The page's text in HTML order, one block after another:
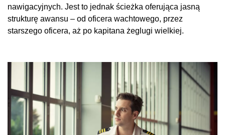
nawigacyjnych. Jest to jednak ścieżka oferująca jasną
strukturę awansu – od oficera wachtowego, przez
starszego oficera, aż po kapitana żeglugi wielkiej.